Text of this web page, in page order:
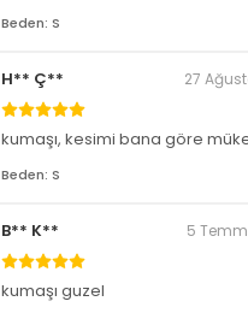
Beden: S
H** Ç** 27
kumaşı, kesimi bana göre
Beden: S
B** K** 5
kumaşı guzel